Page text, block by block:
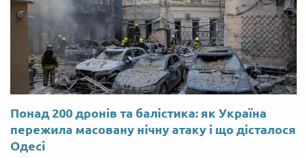
Понад 200 дронів та балістика: як Україна
пережила масовану нічну атаку і що дісталося
Одесі